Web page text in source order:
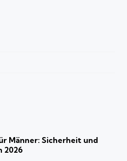
Männer: Sicherheit und
2026